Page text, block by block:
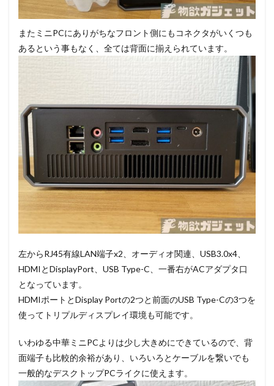
またミニPCにありがちなフロント側にもコネクタがいくつも
あるという事もなく、全ては背面に揃えられています。
左からRJ45有線LAN端子x2、オーディオ関連、USB3.0x4、
HDMIとDisplayPort、USB Type-C、一番右がACアダプタ口
となっています。
HDMIポートとDisplay Portの2つと前面のUSB Type-Cの3つを
使ってトリプルディスプレイ環境も可能です。
いわゆる中華ミニPCよりは少し大きめにできているので、背
面端子も比較的余裕があり、いろいろとケーブルを繋いでも
一般的なデスクトップPCライクに使えます。